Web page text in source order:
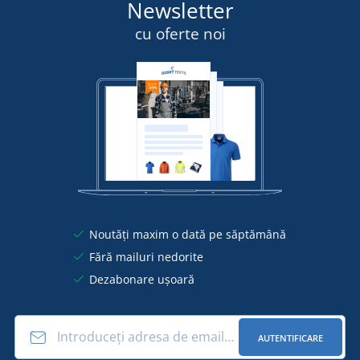
Newsletter
cu oferte noi
Noutăți maxim o dată pe săptămână
Fără mailuri nedorite
Dezabonare ușoară
AUTENTIFICARE